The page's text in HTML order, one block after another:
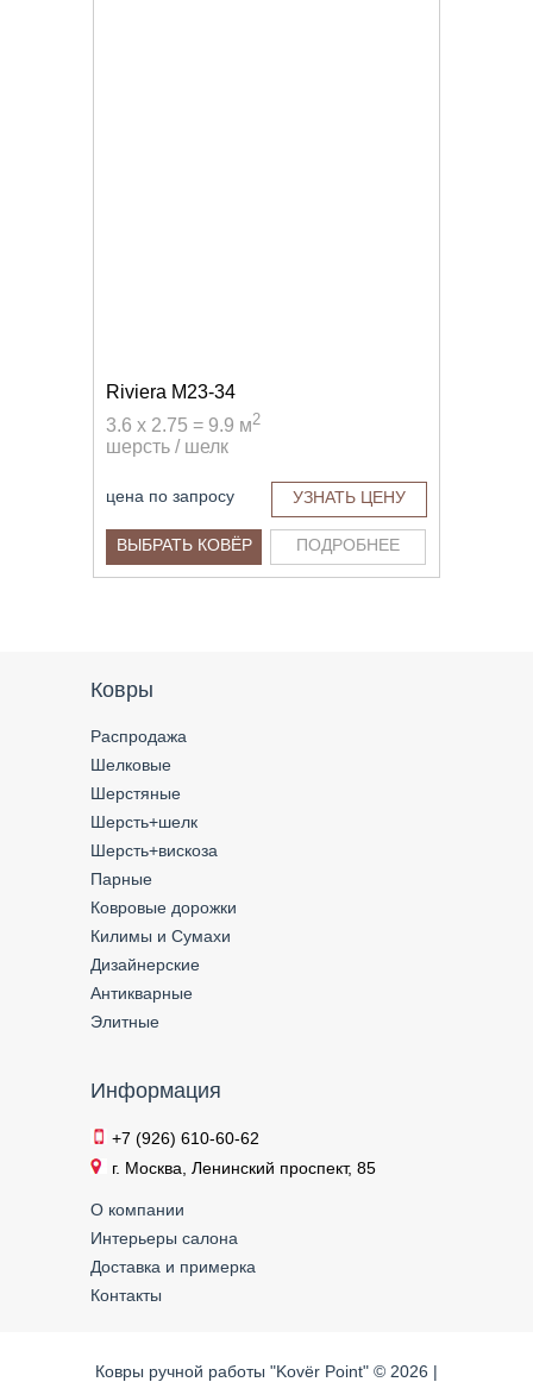
Riviera M23-34
3.6 x 2.75 = 9.9 м2
шерсть / шелк
цена по запросу УЗНАТЬ ЦЕНУ
ВЫБРАТЬ КОВЁР ПОДРОБНЕЕ
Ковры
Распродажа
Шелковые
Шерстяные
Шерсть+шелк
Шерсть+вискоза
Парные
Ковровые дорожки
Килимы и Сумахи
Дизайнерские
Антикварные
Элитные
Информация
+7 (926) 610-60-62
г. Москва, Ленинский проспект, 85
О компании
Интерьеры салона
Доставка и примерка
Контакты
Ковры ручной работы "Kovёr Point" © 2026 |